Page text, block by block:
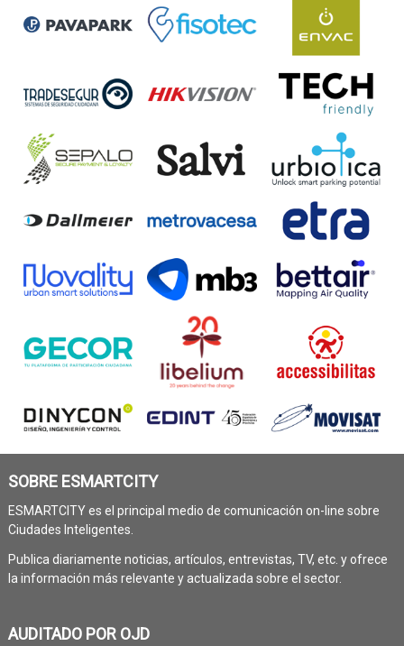
SOBRE ESMARTCITY
ESMARTCITY es el principal medio de comunicación on-line sobre
Ciudades Inteligentes.
Publica diariamente noticias, artículos, entrevistas, TV, etc. y ofrece
la información más relevante y actualizada sobre el sector.
AUDITADO POR OJD